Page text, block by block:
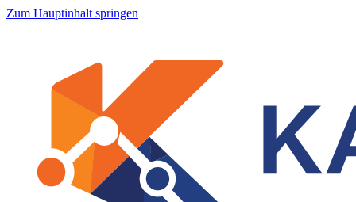
Zum Hauptinhalt springen